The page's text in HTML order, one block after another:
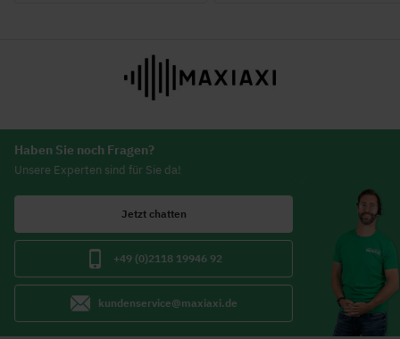
Haben Sie noch Fragen?
Unsere Experten sind für Sie da!
Jetzt chatten
+49 (0)2118 19946 92
kundenservice@maxiaxi.de